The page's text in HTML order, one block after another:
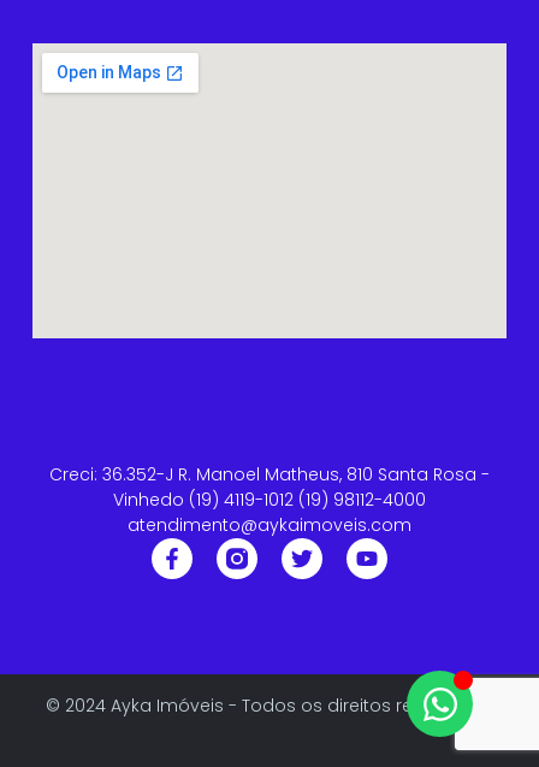
Creci: 36.352-J R. Manoel Matheus, 810 Santa Rosa -
Vinhedo (19) 4119-1012 (19) 98112-4000
atendimento@aykaimoveis.com
© 2024 Ayka Imóveis - Todos os direitos reservados